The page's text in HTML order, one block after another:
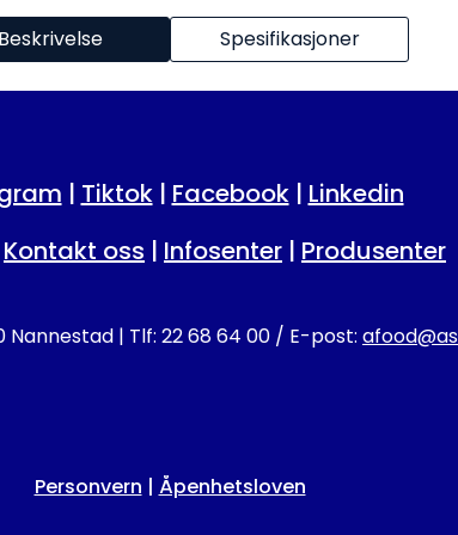
Beskrivelse Spesifikasjoner
| Tiktok| Facebook| Linkedin
Kontakt oss | Infosenter | Produsenter
Nannestad | Tlf: 22 68 64 00 / E-post:
Personvern | Åpenhetsloven